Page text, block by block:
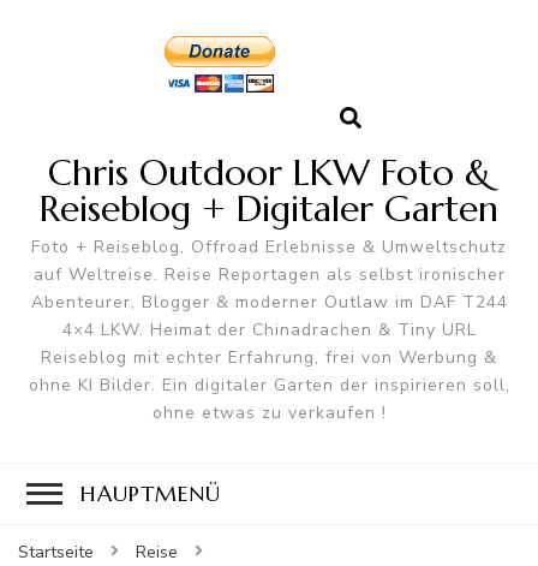
Chris Outdoor LKW Foto &
Reiseblog + Digitaler Garten
Foto + Reiseblog, Offroad Erlebnisse & Umweltschutz
auf Weltreise. Reise Reportagen als selbst ironischer
Abenteurer, Blogger & moderner Outlaw im DAF T244
4×4 LKW. Heimat der Chinadrachen & Tiny URL
Reiseblog mit echter Erfahrung, frei von Werbung &
ohne KI Bilder. Ein digitaler Garten der inspirieren soll,
ohne etwas zu verkaufen !
HAUPTMENÜ
Startseite
Reise